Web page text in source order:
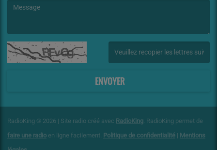
ENVOYER
RadioKing © 2026 | Site radio créé avec RadioKing . RadioKing permet de
faire une radio en ligne facilement. Politique de confidentialité | Mentions